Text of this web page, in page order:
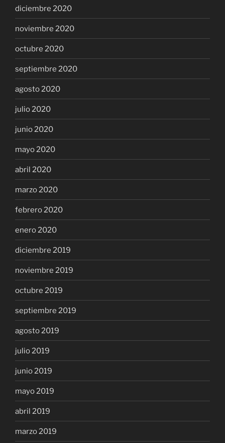
diciembre 2020
noviembre 2020
octubre 2020
septiembre 2020
agosto 2020
julio 2020
junio 2020
mayo 2020
abril 2020
marzo 2020
febrero 2020
enero 2020
diciembre 2019
noviembre 2019
octubre 2019
septiembre 2019
agosto 2019
julio 2019
junio 2019
mayo 2019
abril 2019
marzo 2019